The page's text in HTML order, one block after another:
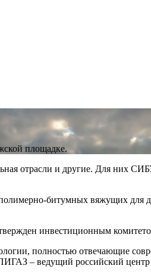
площадке.
отрасли и другие. Для них
битумных вяжущих для
инвестиционным
полностью отвечающие
– ведущий российский